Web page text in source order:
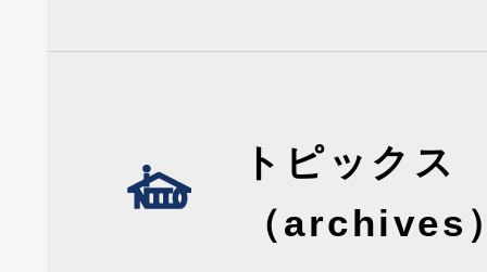
トピックス
（archives